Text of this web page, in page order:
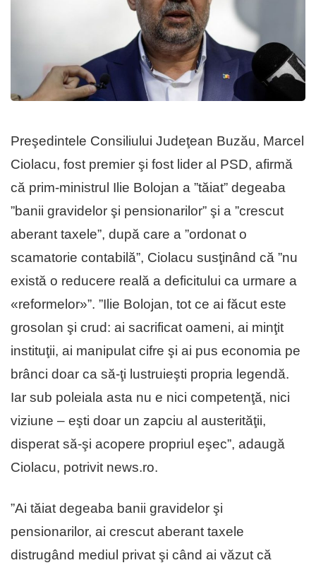
Preşedintele Consiliului Judeţean Buzău, Marcel
Ciolacu, fost premier şi fost lider al PSD, afirmă
că prim-ministrul Ilie Bolojan a ”tăiat” degeaba
”banii gravidelor şi pensionarilor” şi a ”crescut
aberant taxele”, după care a ”ordonat o
scamatorie contabilă”, Ciolacu susţinând că ”nu
există o reducere reală a deficitului ca urmare a
«reformelor»”. ”Ilie Bolojan, tot ce ai făcut este
grosolan şi crud: ai sacrificat oameni, ai minţit
instituţii, ai manipulat cifre şi ai pus economia pe
brânci doar ca să-ţi lustruieşti propria legendă.
Iar sub poleiala asta nu e nici competenţă, nici
viziune – eşti doar un zapciu al austerităţii,
disperat să-şi acopere propriul eşec”, adaugă
Ciolacu, potrivit news.ro.
”Ai tăiat degeaba banii gravidelor şi
pensionarilor, ai crescut aberant taxele
distrugând mediul privat şi când ai văzut că